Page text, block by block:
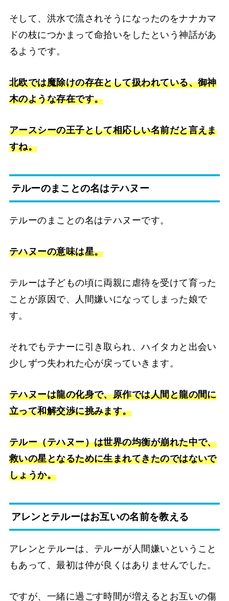
そして、洪水で流されそうになったのをナナカマ
ドの枝につかまって命拾いをしたという神話があ
るようです。
北欧では魔除けの存在として扱われている、御神
木のような存在です。
アースシーの王子として相応しい名前だと言えま
すね。
テルーのまことの名はテハヌー
テルーのまことの名はテハヌーです。
テハヌーの意味は星。
テルーは子どもの頃に両親に虐待を受けて育った
ことが原因で、人間嫌いになってしまった娘で
す。
それでもテナーに引き取られ、ハイタカと出会い
少しずつ失われた心が戻っていきます。
テハヌーは龍の化身で、原作では人間と龍の間に
立って和解交渉に挑みます。
テルー（テハヌー）は世界の均衡が崩れた中で、
救いの星となるために生まれてきたのではないで
しょうか。
アレンとテルーはお互いの名前を教える
アレンとテルーは、テルーが人間嫌いということ
もあって、最初は仲が良くはありませんでした。
ですが、一緒に過ごす時間が増えるとお互いの傷